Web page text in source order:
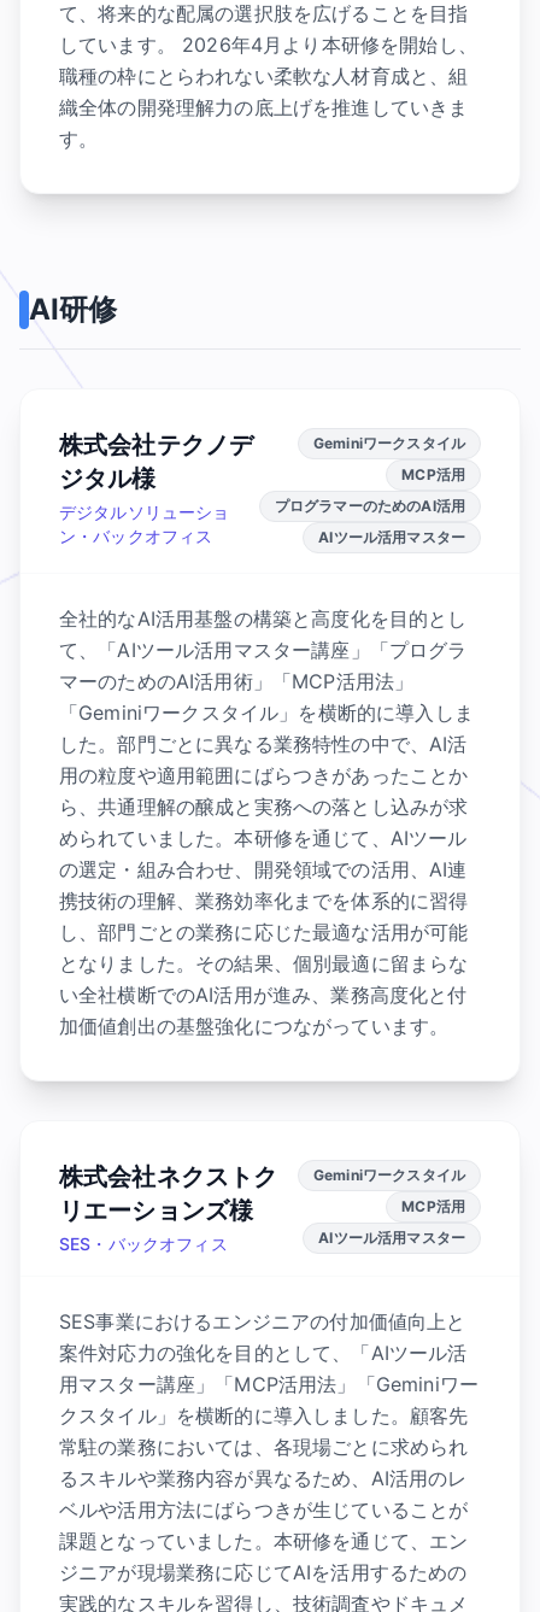
て、将来的な配属の選択肢を広げることを目指
しています。 2026年4月より本研修を開始し、
職種の枠にとらわれない柔軟な人材育成と、組
織全体の開発理解力の底上げを推進していきま
す。
AI研修
株式会社テクノデ
ジタル様
デジタルソリューショ
ン・バックオフィス
Geminiワークスタイル
MCP活用
プログラマーのためのAI活用
AIツール活用マスター
全社的なAI活用基盤の構築と高度化を目的とし
て、「AIツール活用マスター講座」「プログラ
マーのためのAI活用術」「MCP活用法」
「Geminiワークスタイル」を横断的に導入しま
した。部門ごとに異なる業務特性の中で、AI活
用の粒度や適用範囲にばらつきがあったことか
ら、共通理解の醸成と実務への落とし込みが求
められていました。本研修を通じて、AIツール
の選定・組み合わせ、開発領域での活用、AI連
携技術の理解、業務効率化までを体系的に習得
し、部門ごとの業務に応じた最適な活用が可能
となりました。その結果、個別最適に留まらな
い全社横断でのAI活用が進み、業務高度化と付
加価値創出の基盤強化につながっています。
株式会社ネクストク
リエーションズ様
SES・バックオフィス
Geminiワークスタイル
MCP活用
AIツール活用マスター
SES事業におけるエンジニアの付加価値向上と
案件対応力の強化を目的として、「AIツール活
用マスター講座」「MCP活用法」「Geminiワー
クスタイル」を横断的に導入しました。顧客先
常駐の業務においては、各現場ごとに求められ
るスキルや業務内容が異なるため、AI活用のレ
ベルや活用方法にばらつきが生じていることが
課題となっていました。本研修を通じて、エン
ジニアが現場業務に応じてAIを活用するための
実践的なスキルを習得し、技術調査やドキュメ